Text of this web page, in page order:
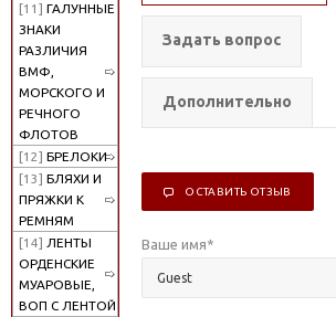
[11] ГАЛУННЫЕ
ЗНАКИ
РАЗЛИЧИЯ
ВМФ,
МОРСКОГО И
РЕЧНОГО
ФЛОТОВ
[12] БРЕЛОКИ
[13] БЛЯХИ И
ПРЯЖКИ К
РЕМНЯМ
[14] ЛЕНТЫ
ОРДЕНСКИЕ
МУАРОВЫЕ,
ВОП С ЛЕНТОЙ
Задать вопрос
Дополнительно
ОСТАВИТЬ ОТЗЫВ
Ваше имя*